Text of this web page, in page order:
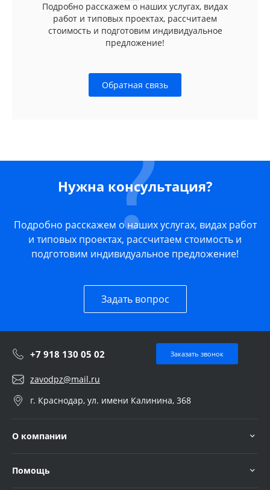
Подробно расскажем о наших услугах, видах
работ и типовых проектах, рассчитаем
стоимость и подготовим индивидуальное
предложение!
Обратная связь
Нужна консультация?
Подробно расскажем о наших услугах, видах работ
и типовых проектах, рассчитаем стоимость и
подготовим индивидуальное предложение!
Задать вопрос
+7 918 130 05 02 Заказать звонок
zavodpz@mail.ru
г. Краснодар, ул. имени Калинина, 368
О компании
Помощь